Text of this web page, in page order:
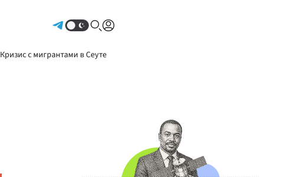
Кризис с мигрантами в Сеуте